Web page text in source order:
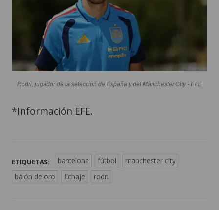
Rodri, jugador de la selección de España y del Manchester City - EFE
*Información EFE.
ETIQUETAS: barcelona fútbol
manchester city
balón de oro
fichaje rodri